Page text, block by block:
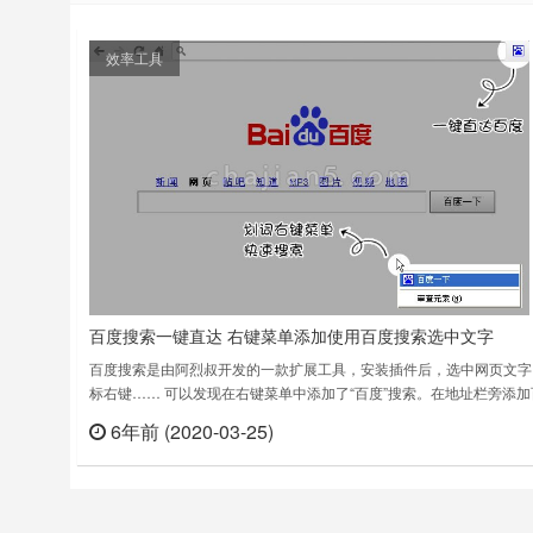
效率工具
百度搜索一键直达 右键菜单添加使用百度搜索选中文字
百度搜索是由阿烈叔开发的一款扩展工具，安装插件后，选中网页文
标右键…… 可以发现在右键菜单中添加了“百度”搜索。在地址栏旁添
点击鼠标右键菜单即可快速发起搜索。下载百度搜索扩展，您可以在浏
页时更方便地进行搜索。扩展功能：1.在地址栏旁添加百度图标，点
6年前 (2020-03-25)